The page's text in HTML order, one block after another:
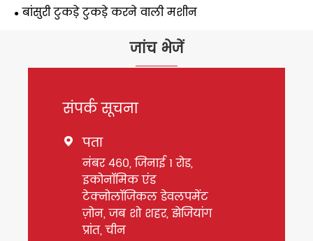
बांसुरी टुकड़े टुकड़े करने वाली मशीन
जांच भेजें
संपर्क सूचना
 पता
नंबर 460, जिनाई 1 रोड,
इकोनॉमिक एंड
टेक्नोलॉजिकल डेवलपमेंट
ज़ोन, जब शो शहर, झेजियांग
प्रांत, चीन